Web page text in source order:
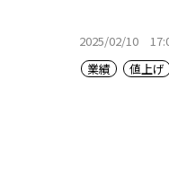
2025/02/10
業績
値上げ